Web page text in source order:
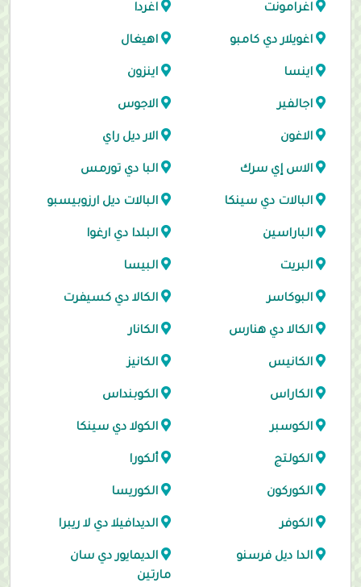
اغرامونت اغردا
اغويلار دي كامبو اهيغال
اينسا اينزون
اجالفير الاجوس
الاغون الار ديل راي
الاس إي سرك البا دي تورمس
البالات دي سينكا البالات ديل ارزوبيسبو
الباراسين البلدا دي ارغوا
البريت البيسا
البوكاسر الكالا دي كسيفرت
الكالا دي هنارس الكانار
الكانيس الكانيز
الكاراس الكوبنداس
الكوسبر الكولا دي سينكا
الكولتج ألكورا
الكوركون الكوريسا
الكوفر الديدافيلا دي لا ريبرا
الدا ديل فرسنو
الديمايور دي سان
مارتين